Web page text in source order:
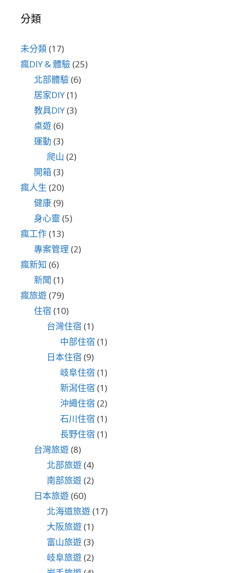
分類
未分類(17)
瘋DIY & 體驗(25)
北部體驗(6)
居家DIY(1)
教具DIY(3)
桌遊(6)
運動 (3)
爬山 (2)
開箱(3)
瘋人生 (20)
健康(9)
身心靈 (5)
瘋工作(13)
專案管理 (2)
瘋新知 (6)
新聞 (1)
瘋旅遊(79)
住宿 (10)
台灣住宿 (1)
中部住宿 (1)
日本住宿 (9)
岐阜住宿 (1)
新潟住宿 (1)
沖繩住宿 (2)
石川住宿 (1)
長野住宿 (1)
台灣旅遊(8)
北部旅遊(4)
南部旅遊(2)
日本旅遊(60)
北海道旅遊(17)
大阪旅遊(1)
富山旅遊(3)
岐阜旅遊(2)